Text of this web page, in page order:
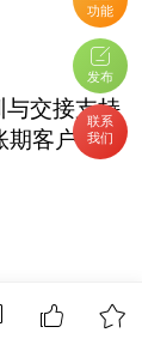
功能
发布
联系
我们
与交接支持
期客户（企